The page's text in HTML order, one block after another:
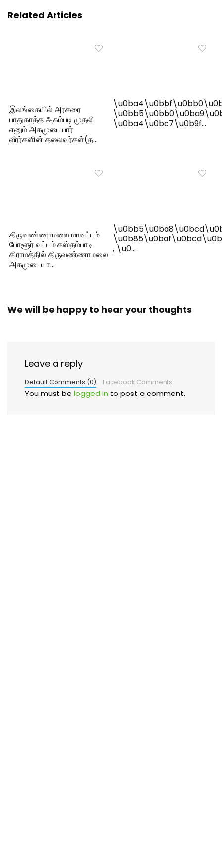
Related Articles
இலங்கையில் அரசரை
பாதுகாத்த அகம்படி முதலி
எனும் அகமுடையார்
வீரர்களின் தலைவர்கள்(த…
\u0ba4\u0bc7\u0b9f…
திருவண்ணாமலை மாவட்டம்
போளூர் வட்டம் கஸ்தம்பாடி
கிராமத்தில் திருவண்ணாமலை
அகமுடையா…
, \u0…
We will be happy to hear your thoughts
Leave a reply
Default Comments (0) Facebook Comments
You must be logged in to post a comment.